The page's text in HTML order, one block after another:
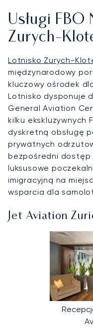
Usługi FBO
Zurych-
Lotnisko Zurych-
międzynarodowy
kluczowy ośrodek
Lotnisko dysponuje
General Aviation
kilku ekskluzywnych
dyskretną obsługę
prywatnych
bezpośredni dostęp
luksusowe
imigracyjną na
wsparcia dla
Jet Aviation